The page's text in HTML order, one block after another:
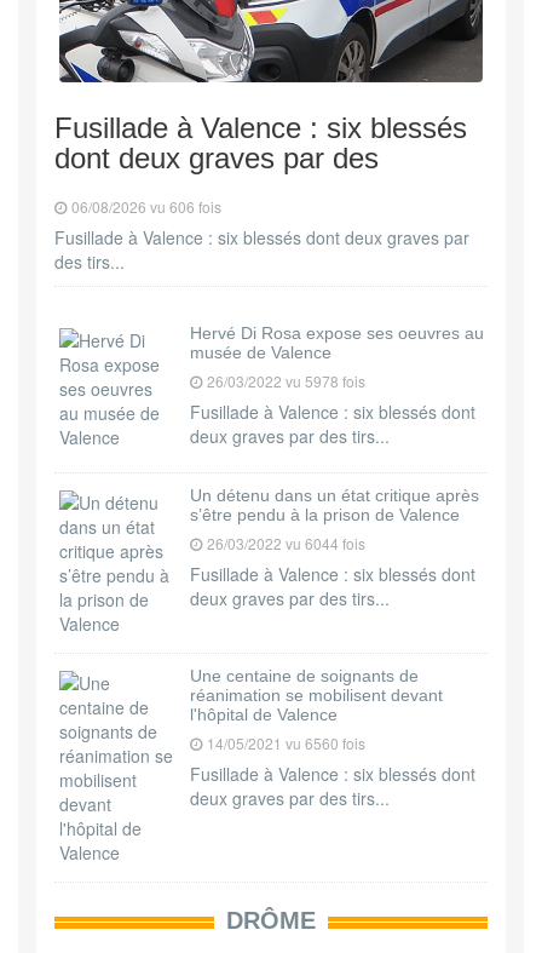
Fusillade à Valence : six blessés
dont deux graves par des
06/08/2026 vu 606 fois
Fusillade à Valence : six blessés dont deux graves par
des tirs...
Hervé Di Rosa expose ses oeuvres au
musée de Valence
26/03/2022 vu 5978 fois
Fusillade à Valence : six blessés dont
deux graves par des tirs...
Un détenu dans un état critique après
s’être pendu à la prison de Valence
26/03/2022 vu 6044 fois
Fusillade à Valence : six blessés dont
deux graves par des tirs...
Une centaine de soignants de
réanimation se mobilisent devant
l'hôpital de Valence
14/05/2021 vu 6560 fois
Fusillade à Valence : six blessés dont
deux graves par des tirs...
DRÔME